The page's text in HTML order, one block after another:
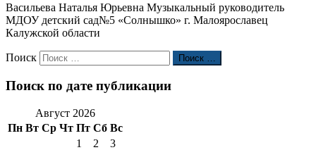
Васильева Наталья Юрьевна Музыкальный руководитель
МДОУ детский сад№5 «Солнышко» г. Малоярославец
Калужской области
Поиск Поиск …
Поиск по дате публикации
Август 2026
Пн Вт Ср Чт Пт Сб Вс
1
2
3